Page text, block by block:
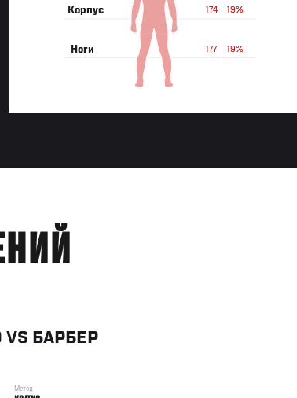
19%
174
Корпус
19%
177
Ноги
VS БАРБЕР
Метод